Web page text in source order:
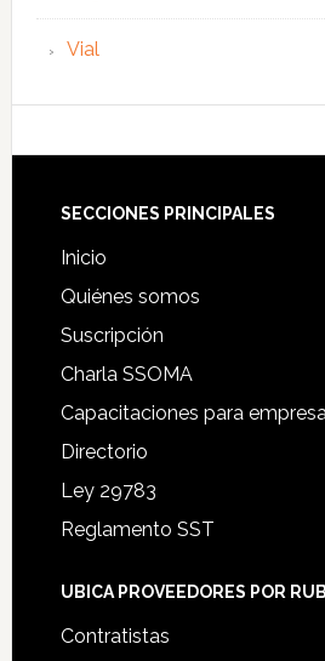
Vial
Footer
SECCIONES PRINCIPALES
Inicio
Quiénes somos
Suscripción
Charla SSOMA
Capacitaciones para
Directorio
Ley 29783
Reglamento SST
UBICA PROVEEDORES POR
Contratistas